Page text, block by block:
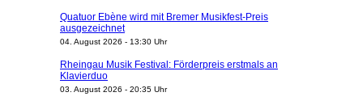
Quatuor Ebène wird mit Bremer Musikfest-Preis
ausgezeichnet
04. August 2026 - 13:30 Uhr
Rheingau Musik Festival: Förderpreis erstmals an
Klavierduo
03. August 2026 - 20:35 Uhr